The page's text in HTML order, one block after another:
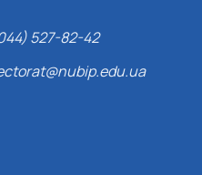
527-82-42